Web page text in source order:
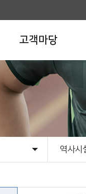
고객마당
역사시